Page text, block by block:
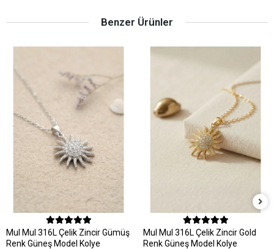
Benzer Ürünler
MuI MuI 316L Çelik Zincir Gümüş
Renk Güneş Model Kolye
MuI MuI 316L Çelik Zincir Gold
Renk Güneş Model Kolye